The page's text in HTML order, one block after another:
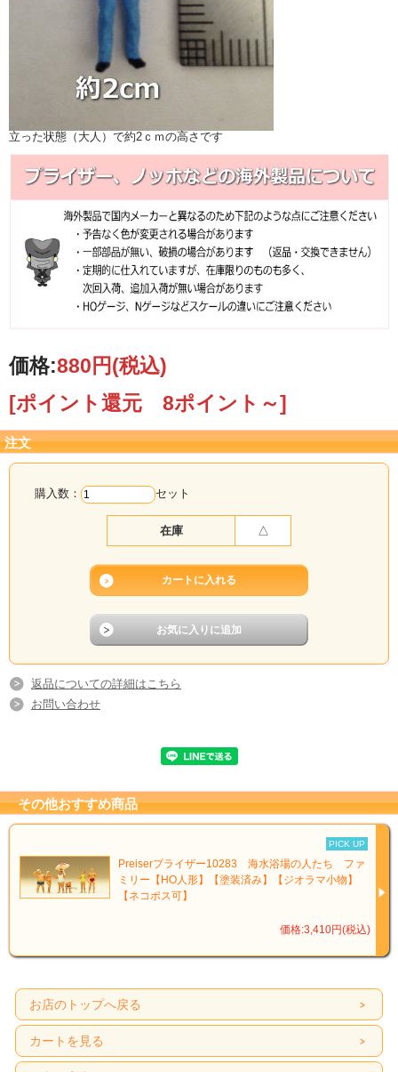
立った状態（大人）で約2ｃｍの高さです
価格:880円(税込)
[ポイント還元 8ポイント～]
注文
購入数： セット
在庫 △
返品についての詳細はこちら
お問い合わせ
その他おすすめ商品
PICK UP
Preiserプライザー10283 海水浴場の人たち ファ
ミリー【HO人形】【塗装済み】【ジオラマ小物】
【ネコポス可】
価格:3,410円(税込)
お店のトップへ戻る
カートを見る